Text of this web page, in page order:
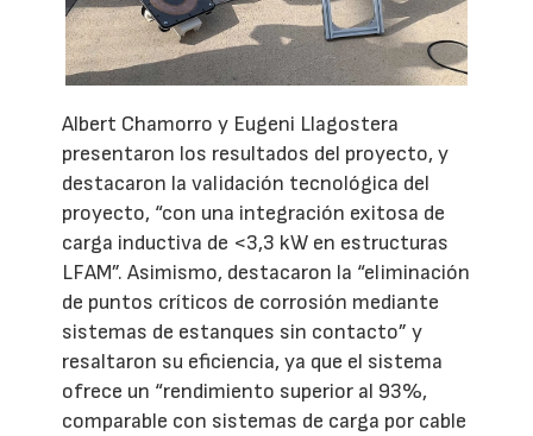
Albert Chamorro y Eugeni Llagostera
presentaron los resultados del proyecto, y
destacaron la validación tecnológica del
proyecto, “con una integración exitosa de
carga inductiva de <3,3 kW en estructuras
LFAM”. Asimismo, destacaron la “eliminación
de puntos críticos de corrosión mediante
sistemas de estanques sin contacto” y
resaltaron su eficiencia, ya que el sistema
ofrece un “rendimiento superior al 93%,
comparable con sistemas de carga por cable